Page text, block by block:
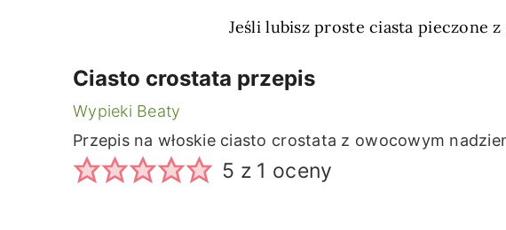
Jeśli lubisz proste ciasta pieczone
Ciasto crostata przepis
Wypieki Beaty
Przepis na włoskie ciasto crostata z owocowym
5 z 1 oceny